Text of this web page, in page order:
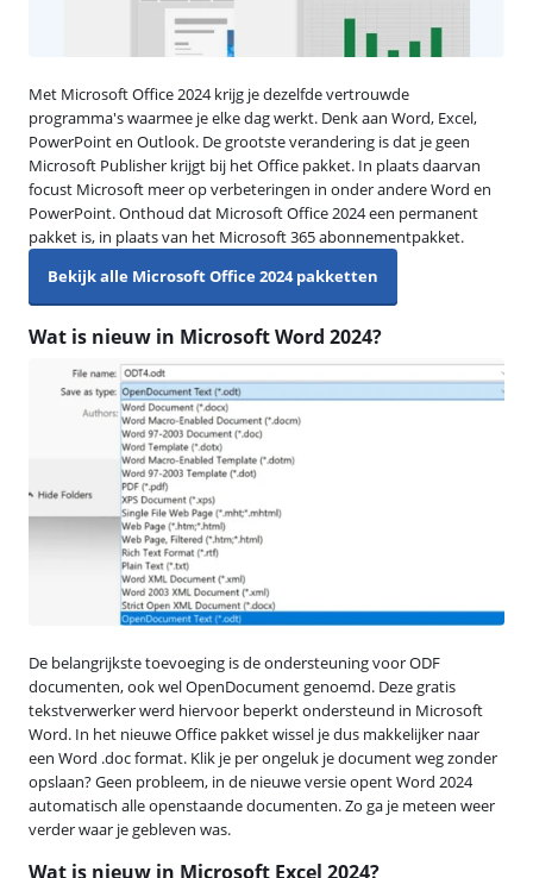
Met Microsoft Office 2024 krijg je dezelfde vertrouwde
programma's waarmee je elke dag werkt. Denk aan Word, Excel,
PowerPoint en Outlook. De grootste verandering is dat je geen
Microsoft Publisher krijgt bij het Office pakket. In plaats daarvan
focust Microsoft meer op verbeteringen in onder andere Word en
PowerPoint. Onthoud dat Microsoft Office 2024 een permanent
pakket is, in plaats van het Microsoft 365 abonnementpakket.
Bekijk alle Microsoft Office 2024 pakketten
Wat is nieuw in Microsoft Word 2024?
De belangrijkste toevoeging is de ondersteuning voor ODF
documenten, ook wel OpenDocument genoemd. Deze gratis
tekstverwerker werd hiervoor beperkt ondersteund in Microsoft
Word. In het nieuwe Office pakket wissel je dus makkelijker naar
een Word .doc format. Klik je per ongeluk je document weg zonder
opslaan? Geen probleem, in de nieuwe versie opent Word 2024
automatisch alle openstaande documenten. Zo ga je meteen weer
verder waar je gebleven was.
Wat is nieuw in Microsoft Excel 2024?